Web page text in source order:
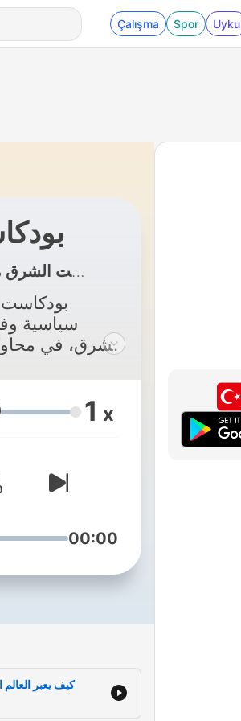
Çalışma Spor Uyku
سياسية
الشرق، في
فكرية
Ses 1 x
00:00
كيف يعبر